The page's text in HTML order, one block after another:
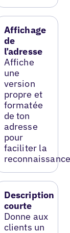
Affichage
de
l’adresse
Affiche
une
version
propre et
formatée
de ton
adresse
pour
faciliter la
Description
courte
Donne aux
clients un